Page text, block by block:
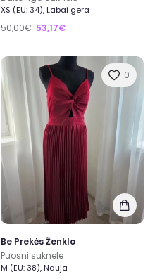
XS (EU: 34), Labai gera
50,00€ 53,17€
0
Be Prekės Ženklo
Puosni suknele
M (EU: 38), Nauja